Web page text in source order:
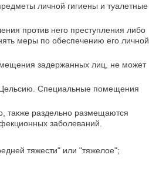
личной гигиены и туалетные
против него преступления либо
меры по обеспечению его личной
задержанных лиц, не может
Специальные помещения
также раздельно размещаются
заболеваний.
тяжести" или "тяжелое";